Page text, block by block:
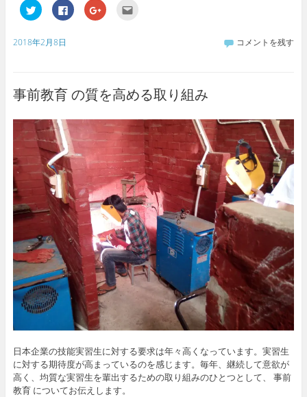
ク
リ
し
て
t
e
共
有
(
新
し
い
ウ
ィ
ウ
で
開
ま
す
)
F
a
有
す
は
ク
リ
ッ
ク
し
て
く
だ
さ
い
(
新
し
い
ウ
ィ
ン
ド
ウ
で
開
き
ま
す
)
ク
リ
l
e
共
有
(
し
い
ウ
ィ
ン
ド
ウ
で
開
き
ま
す
)
ー
ル
信
(
し
い
ウ
ィ
ン
ド
ウ
で
開
き
ま
す
)
2018年2月8日 コメントを残す
事前教育 の質を高める取り組み
日本企業の技能実習生に対する要求は年々高くなっています。実習生
に対する期待度が高まっているのを感じます。毎年、継続して意欲が
高く、均質な実習生を輩出するための取り組みのひとつとして、 事前
教育 についてお伝えします。